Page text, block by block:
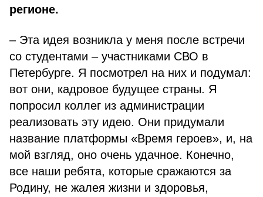
регионе.
– Эта идея возникла у меня после встречи
со студентами – участниками СВО в
Петербурге. Я посмотрел на них и подумал:
вот они, кадровое будущее страны. Я
попросил коллег из администрации
реализовать эту идею. Они придумали
название платформы «Время героев», и, на
мой взгляд, оно очень удачное. Конечно,
все наши ребята, которые сражаются за
Родину, не жалея жизни и здоровья,